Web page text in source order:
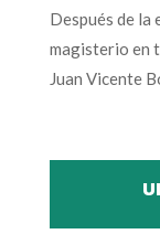
Después de la
magisterio en
Juan Vicente